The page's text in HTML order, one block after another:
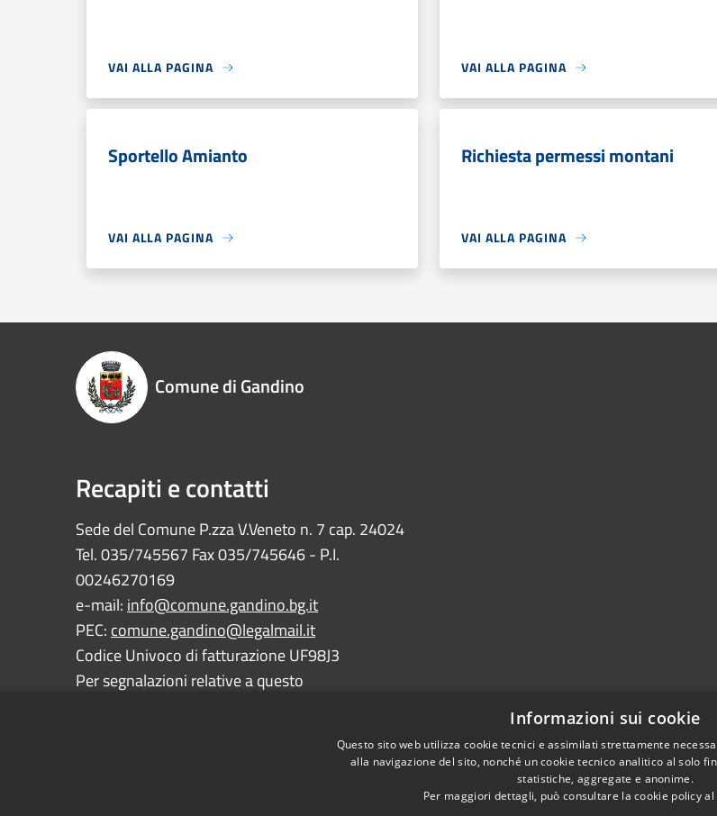
VAI ALLA PAGINA VAI ALLA PAGINA
Sportello Amianto
VAI ALLA PAGINA
Richiesta permessi montani
VAI ALLA PAGINA
Comune di Gandino
Recapiti e contatti
Sede del Comune P.zza V.Veneto n. 7 cap. 24024
Tel. 035/745567 Fax 035/745646 - P.I.
00246270169
e-mail: info@comune.gandino.bg.it
PEC: comune.gandino@legalmail.it
Codice Univoco di fatturazione UF98J3
Per segnalazioni relative a questo
Informazioni sui cookie
Questo sito web utilizza cookie tecnici e assimilati strettamente
alla navigazione del sito, nonché un cookie tecnico analitico al solo
statistiche, aggregate e anonime.
Per maggiori dettagli, può consultare la cookie policy al